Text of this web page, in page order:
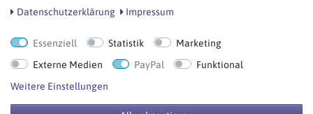
AGB
Bestellung widerrufen
Daten­schutz­erklärung
Impressum
Essenziell Statistik
Marketing
Externe Medien
PayPal
Funktional
Weitere Einstellungen